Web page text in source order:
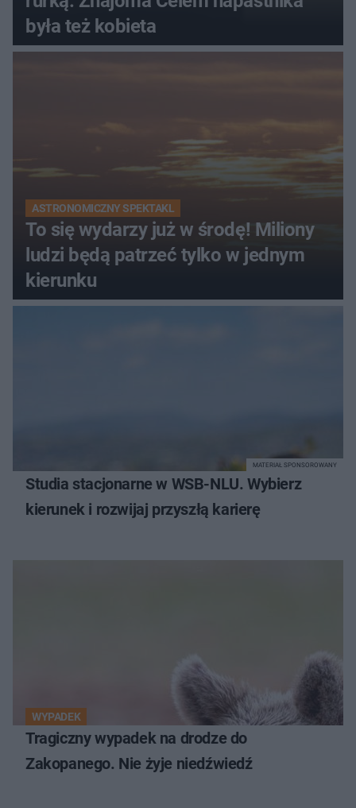
była też kobieta
ASTRONOMICZNY SPEKTAKL
To się wydarzy już w środę! Miliony
ludzi będą patrzeć tylko w jednym
kierunku
Studia stacjonarne w WSB-NLU. Wybierz
kierunek i rozwijaj przyszłą karierę
MATERIAŁ SPONSOROWANY
WYPADEK
Tragiczny wypadek na drodze do
Zakopanego. Nie żyje niedźwiedź